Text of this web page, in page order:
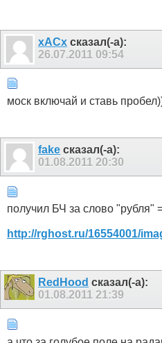
xACx сказал(-а):
26.07.2011 09:54
моск включай и ставь
fake сказал(-а):
01.08.2011 20:30
получил БЧ за слово "рубля"
http://rghost.ru/16554001/
RedHood сказал(-а):
01.08.2011 21:39